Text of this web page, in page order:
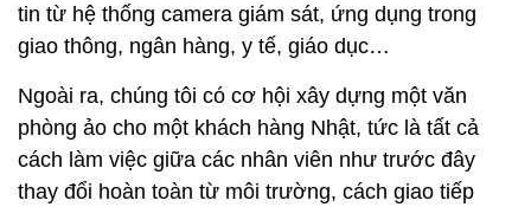
tin từ hệ thống camera giám sát, ứng dụng trong
giao thông, ngân hàng, y tế, giáo dục…
Ngoài ra, chúng tôi có cơ hội xây dựng một văn
phòng ảo cho một khách hàng Nhật, tức là tất cả
cách làm việc giữa các nhân viên như trước đây
thay đổi hoàn toàn từ môi trường, cách giao tiếp